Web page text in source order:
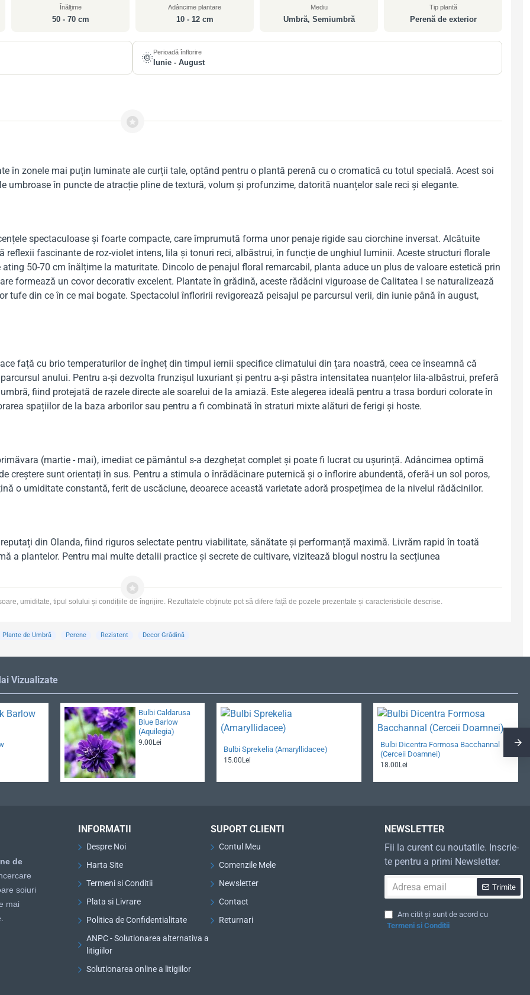
Înălțime
50 - 70 cm
Adâncime plantare
10 - 12 cm
Mediu
Umbră, Semiumbră
Tip plantă
Perenă de exterior
🌞Perioadă înflorire
Iunie - August
în zonele mai puțin luminate ale curții tale, optând pentru o plantă perenă cu o cromatică cu totul specială. Acest soi
umbroase în puncte de atracție pline de textură, volum și profunzime, datorită nuanțelor sale reci și elegante.
spectaculoase și foarte compacte, care împrumută forma unor penaje rigide sau ciorchine inversat. Alcătuite
fascinante de roz-violet intens, lila și tonuri reci, albăstrui, în funcție de unghiul luminii. Aceste structuri florale
50-70 cm înălțime la maturitate. Dincolo de penajul floral remarcabil, planta aduce un plus de valoare estetică prin
formează un covor decorativ excelent. Plantate în grădină, aceste rădăcini viguroase de Calitatea I se naturalizează
tufe din ce în ce mai bogate. Spectacolul înfloririi revigorează peisajul pe parcursul verii, din iunie până în august,
față cu brio temperaturilor de îngheț din timpul iernii specifice climatului din țara noastră, ceea ce înseamnă că
anului. Pentru a-și dezvolta frunzișul luxuriant și pentru a-și păstra intensitatea nuanțelor lila-albăstrui, preferă
fiind protejată de razele directe ale soarelui de la amiază. Este alegerea ideală pentru a trasa borduri colorate în
spațiilor de la baza arborilor sau pentru a fi combinată în straturi mixte alături de ferigi și hoste.
(martie - mai), imediat ce pământul s-a dezghețat complet și poate fi lucrat cu ușurință. Adâncimea optimă
creștere sunt orientați în sus. Pentru a stimula o înrădăcinare puternică și o înflorire abundentă, oferă-i un sol poros,
o umiditate constantă, ferit de uscăciune, deoarece această varietate adoră prospețimea de la nivelul rădăcinilor.
din Olanda, fiind riguros selectate pentru viabilitate, sănătate și performanță maximă. Livrăm rapid în toată
a plantelor. Pentru mai multe detalii practice și secrete de cultivare, vizitează blogul nostru la secțiunea
umiditate, tipul solului și condițiile de îngrijire. Rezultatele obținute pot să difere față de pozele prezentate și caracteristicile descrise.
Plante de Umbră Perene Rezistent Decor Grădină
Vizualizate
Bulbi Caldarusa
Blue Barlow
(Aquilegia)
9.00Lei
Bulbi Sprekelia (Amaryllidacee)
15.00Lei
Bulbi Dicentra Formosa Bacchannal
(Cerceii Doamnei)
18.00Lei
de
soiuri
mai
INFORMATII
Despre Noi
Harta Site
Termeni si Conditii
Plata si Livrare
Politica de Confidentialitate
ANPC - Solutionarea alternativa a
litigiilor
Solutionarea online a litigiilor
SUPORT CLIENTI
Contul Meu
Comenzile Mele
Newsletter
Contact
Returnari
NEWSLETTER
Fii la curent cu noutatile. Inscrie-
te pentru a primi Newsletter.
email
Trimite
Am citit și sunt de acord cu
Termeni si Conditii